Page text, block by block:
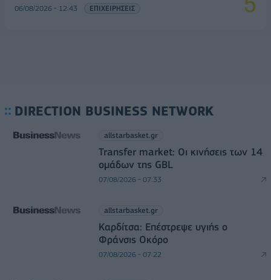
06/08/2026 - 12:43 ΕΠΙΧΕΙΡΗΣΕΙΣ
DIRECTION BUSINESS NETWORK
allstarbasket.gr
Transfer market: Οι κινήσεις των 14
ομάδων της GBL
07/08/2026 - 07:33
allstarbasket.gr
Καρδίτσα: Επέστρεψε υγιής ο
Φράνσις Οκόρο
07/08/2026 - 07:22